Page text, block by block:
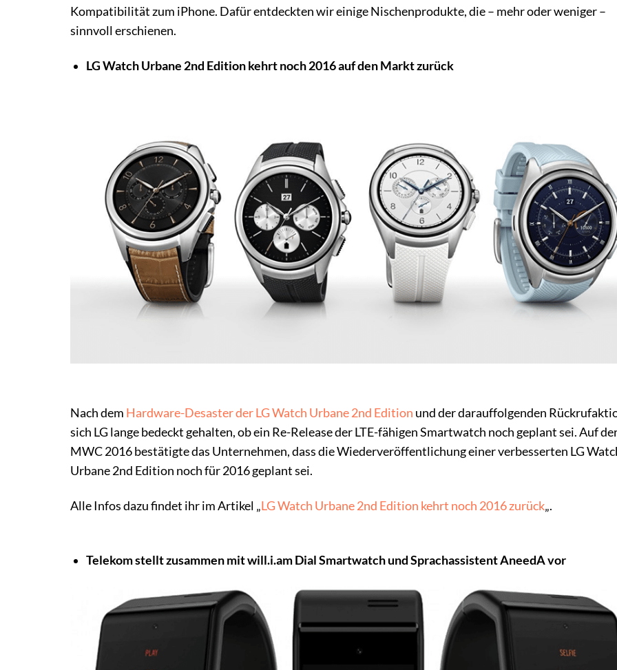
Kompatibilität zum iPhone. Dafür entdeckten wir einige Nischenprodukte, die – mehr oder weniger –
sinnvoll erschienen.
LG Watch Urbane 2nd Edition kehrt noch 2016 auf den Markt zurück
Nach dem Hardware-Desaster der LG Watch Urbane 2nd Edition und der darauffolgenden
sich LG lange bedeckt gehalten, ob ein Re-Release der LTE-fähigen Smartwatch noch geplant sei. Auf
MWC 2016 bestätigte das Unternehmen, dass die Wiederveröffentlichung einer verbesserten LG
Urbane 2nd Edition noch für 2016 geplant sei.
Alle Infos dazu findet ihr im Artikel „LG Watch Urbane 2nd Edition kehrt noch 2016 zurück„.
Telekom stellt zusammen mit will.i.am Dial Smartwatch und Sprachassistent AneedA vor